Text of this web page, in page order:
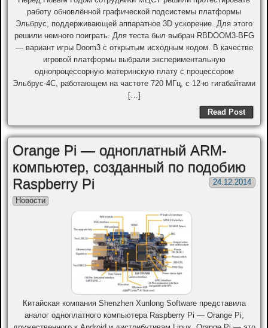
работу обновлённой графической подсистемы платформы
Эльбрус, поддерживающей аппаратное 3D ускорение. Для этого
решили немного поиграть. Для теста был выбран RBDOOM3-BFG
— вариант игры Doom3 с открытым исходным кодом. В качестве
игровой платформы выбрали экспериментальную
однопроцессорную материнскую плату с процессором
Эльбрус-4С, работающем на частоте 720 МГц, с 12-ю гигабайтами
[…]
Read Post
Orange Pi — одноплатный ARM-
компьютер, созданный по подобию
Raspberry Pi
24.12.2014
Новости
Китайская компания Shenzhen Xunlong Software представила
аналог одноплатного компьютера Raspberry Pi — Orange Pi,